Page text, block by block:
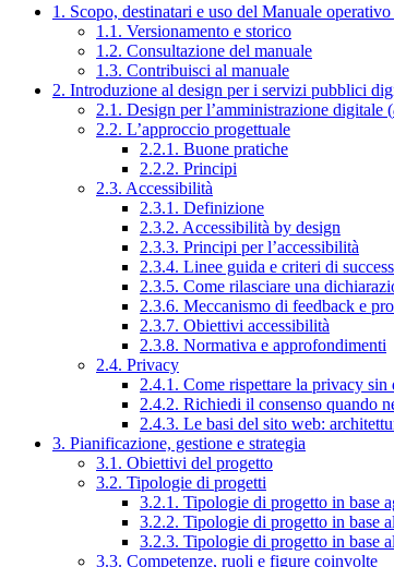
1. Scopo, destinatari e uso del Manuale
1.1. Versionamento e storico
1.2. Consultazione del manuale
1.3. Contribuisci al manuale
2. Introduzione al design per i servizi pubblici
2.1. Design per l’amministrazione digitale (
2.2. L’approccio progettuale
2.2.1. Buone pratiche
2.2.2. Principi
2.3. Accessibilità
2.3.1. Definizione
2.3.2. Accessibilità by design
2.3.3. Principi per l’accessibilità
2.3.4. Linee guida e criteri di
2.3.5. Come rilasciare una
2.3.6. Meccanismo di feedback e
2.3.7. Obiettivi accessibilità
2.3.8. Normativa e approfondimenti
2.4. Privacy
2.4.1. Come rispettare la privacy
2.4.2. Richiedi il consenso quando
2.4.3. Le basi del sito web:
3. Pianificazione, gestione e strategia
3.1. Obiettivi del progetto
3.2. Tipologie di progetti
3.2.1. Tipologie di progetto in base
3.2.2. Tipologie di progetto in base
3.2.3. Tipologie di progetto in base
3.3. Competenze, ruoli e figure coinvolte